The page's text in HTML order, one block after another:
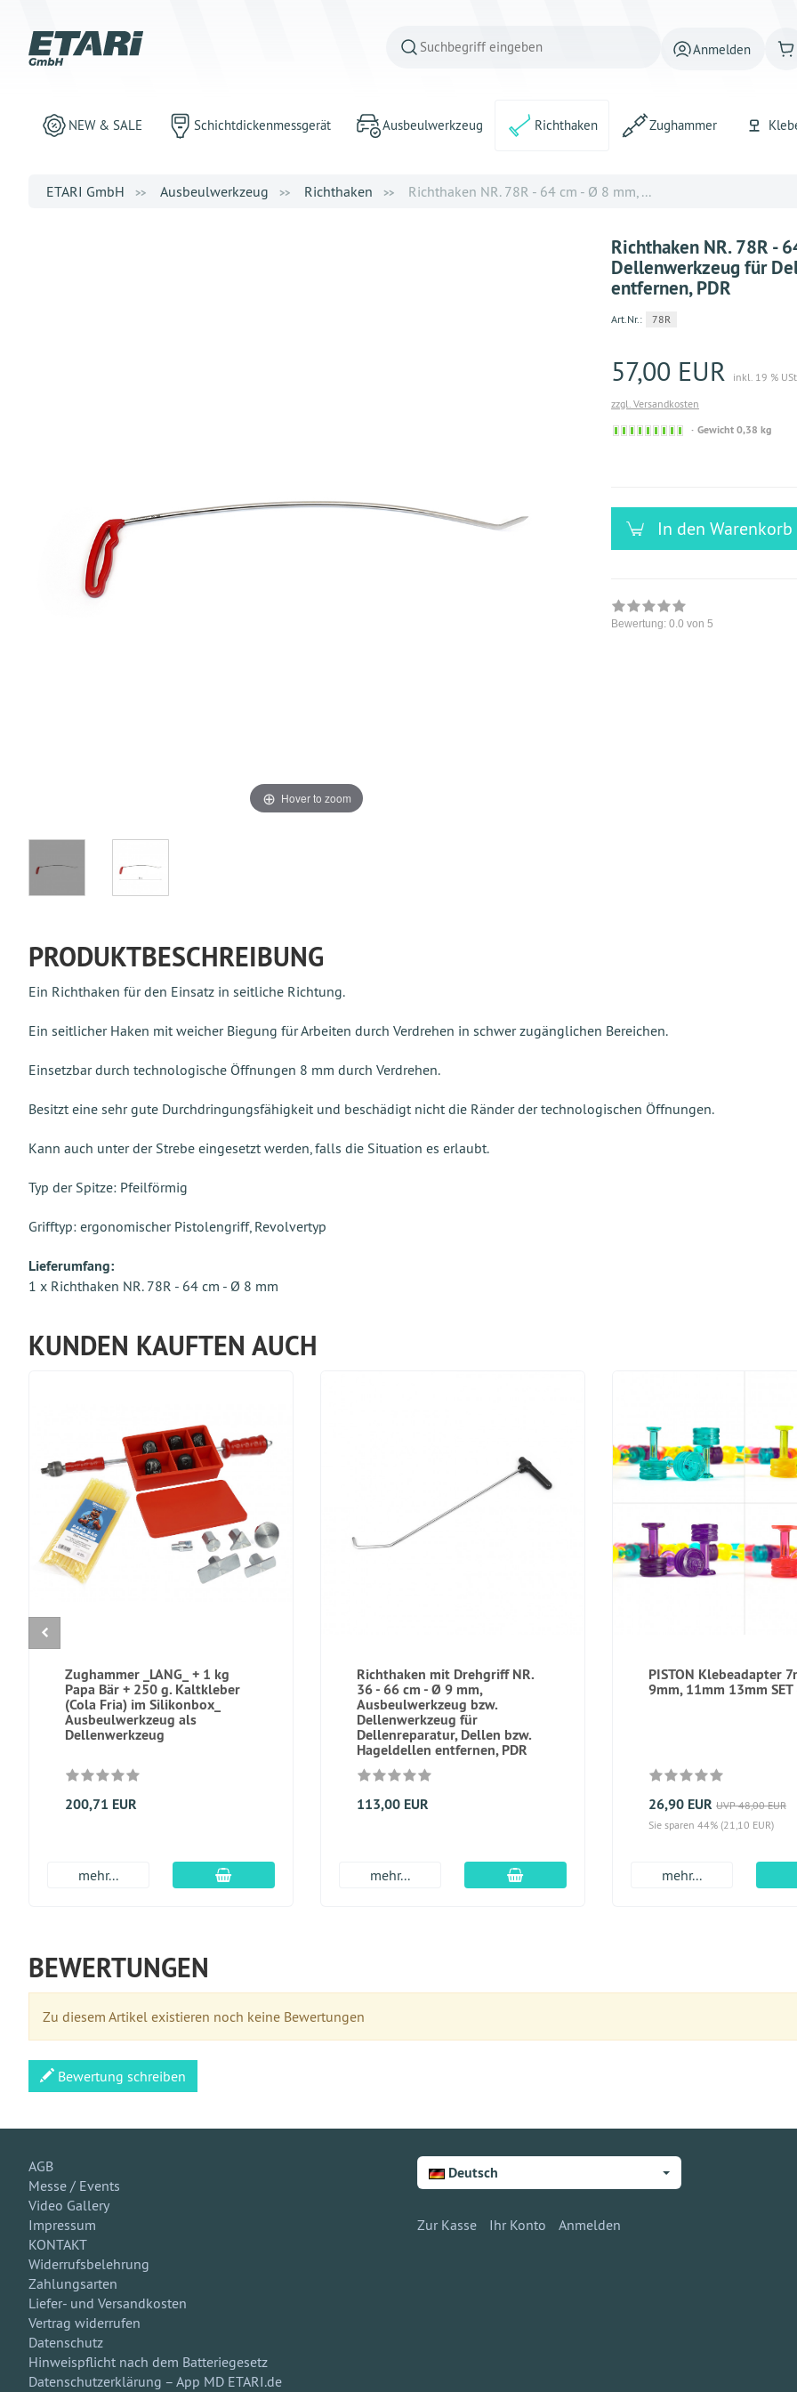
Anmelden
NEW & SALE Schichtdickenmessgerät Ausbeulwerkzeug Richthaken Zughammer
ETARI GmbH Ausbeulwerkzeug Richthaken Richthaken NR. 78R - 64 cm - Ø 8 mm, ...
Hover to zoom
Richthaken NR. 78R -
Dellenwerkzeug für
entfernen, PDR
Art.Nr.: 78R
57,00 EUR
inkl. 19 % USt
zzgl. Versandkosten
Sofort
Gewicht 0,38 kg
In den Warenkorb
Bewertung: 0.0 von 5
PRODUKTBESCHREIBUNG
Ein Richthaken für den Einsatz in seitliche Richtung.
Ein seitlicher Haken mit weicher Biegung für Arbeiten durch Verdrehen in schwer zugänglichen Bereichen.
Einsetzbar durch technologische Öffnungen 8 mm durch Verdrehen.
Besitzt eine sehr gute Durchdringungsfähigkeit und beschädigt nicht die Ränder der technologischen Öffnungen.
Kann auch unter der Strebe eingesetzt werden, falls die Situation es erlaubt.
Typ der Spitze: Pfeilförmig
Grifftyp: ergonomischer Pistolengriff, Revolvertyp
Lieferumfang:
1 x Richthaken NR. 78R - 64 cm - Ø 8 mm
KUNDEN KAUFTEN AUCH
Zughammer _LANG_ + 1 kg
Papa Bär + 250 g. Kaltkleber
(Cola Fria) im Silikonbox_
Ausbeulwerkzeug als
Dellenwerkzeug
200,71 EUR
mehr... In den Warenkorb
Richthaken mit Drehgriff NR.
36 - 66 cm - Ø 9 mm,
Ausbeulwerkzeug bzw.
Dellenwerkzeug für
Dellenreparatur, Dellen bzw.
Hageldellen entfernen, PDR
113,00 EUR
mehr... In den Warenkorb
PISTON Klebeadapter
9mm, 11mm 13mm
26,90 EUR UVP 48,00 EUR
Sie sparen 44% (21,10 EUR)
mehr...
BEWERTUNGEN
Zu diesem Artikel existieren noch keine Bewertungen
Bewertung schreiben
AGB
Messe / Events
Video Gallery
Impressum
KONTAKT
Widerrufsbelehrung
Zahlungsarten
Liefer- und Versandkosten
Vertrag widerrufen
Datenschutz
Hinweispflicht nach dem Batteriegesetz
Datenschutzerklärung – App MD ETARI.de
Deutsch
Zur Kasse Ihr Konto Anmelden